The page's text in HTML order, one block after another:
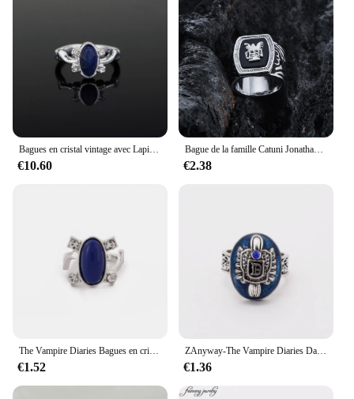
€10.60
Bague de la famille Catuni Jonathan Gilbert, Alaric Saltzman, JerCaroline Gilbert, bague noire pour homme, bijoux de film, Cosplay Fandom
€2.38
€1.52
ZAnyway-The Vampire Diaries Day Light Rings, Elena Gilbert Rings, Vintage Ring, Fashion Movies Jewelry, Cosplay Gifts
€1.36